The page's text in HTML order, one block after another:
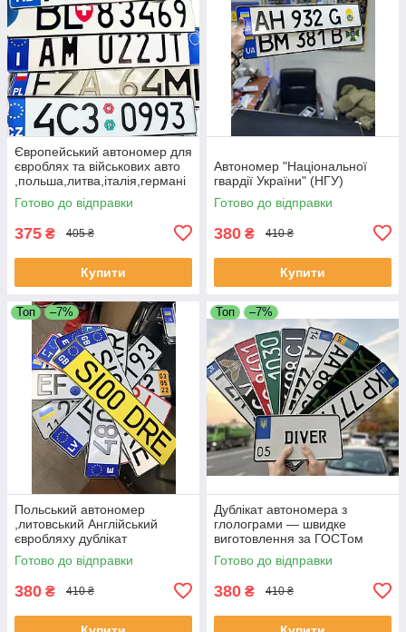
Європейський автономер для
євроблях та військових авто
,польша,литва,італія,германі
я
Готово до відправки
375 ₴ 405 ₴
Купити
Автономер "Національної
гвардії України" (НГУ)
Готово до відправки
380 ₴ 410 ₴
Купити
Топ –7%
Польський автономер
,литовський Англійський
євробляху дублікат
Готово до відправки
380 ₴ 410 ₴
Топ –7%
Дублікат автономера з
глолограми — швидке
виготовлення за ГОСТом
Готово до відправки
380 ₴ 410 ₴